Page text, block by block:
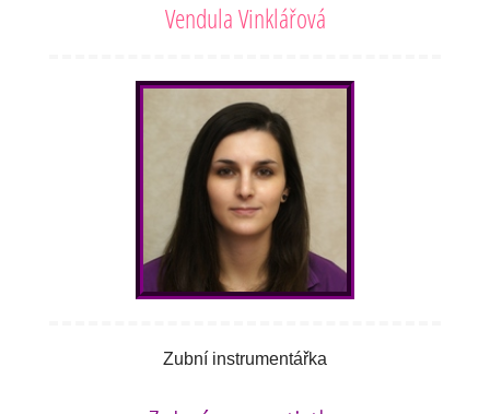
Vendula Vinklářová
Zubní instrumentářka